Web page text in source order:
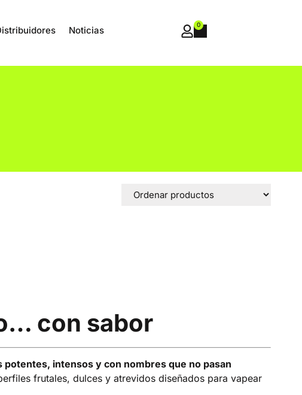
Noticias 0
con sabor
potentes, intensos y con nombres que no pasan
frutales, dulces y atrevidos diseñados para vapear